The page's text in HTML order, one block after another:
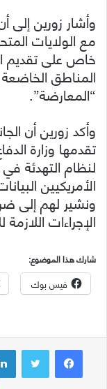
وأشار زورين إلى
مع الولايات
خاص على تقديم
المناطق
“المعارضة”.
وأكد زورين أن
تقدمها وزارة
لنظام التهدئة
الأمريكيين
ونشير لهم إلى
الإجراءات
شارك هذا الموضوع:
فيس بوك